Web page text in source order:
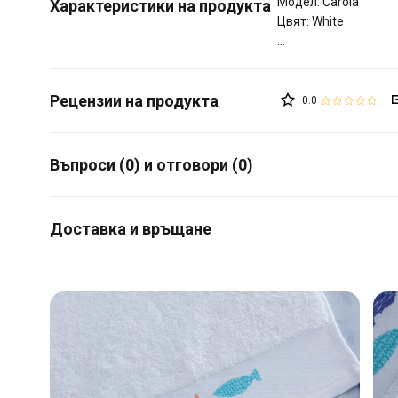
Характеристики на продукта
Цвят: White
0.0
Въпроси (0) и отговори (0)
Доставка и връщане